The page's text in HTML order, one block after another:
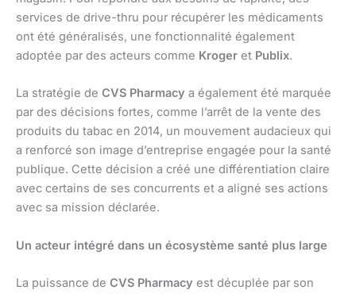
services de drive-thru pour récupérer les médicaments
ont été généralisés, une fonctionnalité également
adoptée par des acteurs comme Kroger et Publix.
La stratégie de CVS Pharmacy a également été marquée
par des décisions fortes, comme l’arrêt de la vente des
produits du tabac en 2014, un mouvement audacieux qui
a renforcé son image d’entreprise engagée pour la santé
publique. Cette décision a créé une différentiation claire
avec certains de ses concurrents et a aligné ses actions
avec sa mission déclarée.
Un acteur intégré dans un écosystème santé plus large
La puissance de CVS Pharmacy est décuplée par son